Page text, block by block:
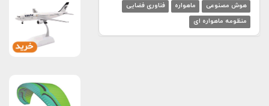
هوش مصنوعی
ماهواره
فناوری فضایی
منظومه ماهواره ای